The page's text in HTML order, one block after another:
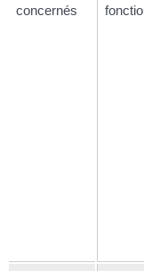
concernés